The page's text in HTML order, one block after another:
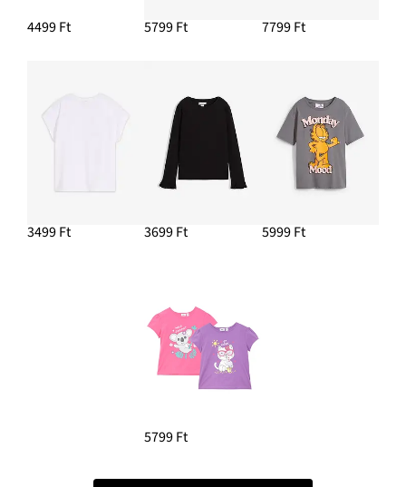
4499 Ft 5799 Ft 7799 Ft
3499 Ft 3699 Ft 5999 Ft
5799 Ft